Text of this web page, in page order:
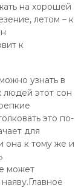
на хорошей
летом – к
к
узнать в
людей этот сон
это по-
для
она к тому же и
может